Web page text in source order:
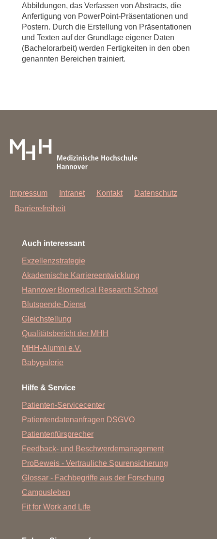
Abbildungen, das Verfassen von Abstracts, die
Anfertigung von PowerPoint-Präsentationen und
Postern. Durch die Erstellung von Präsentationen
und Texten auf der Grundlage eigener Daten
(Bachelorarbeit) werden Fertigkeiten in den oben
genannten Bereichen trainiert.
Impressum Intranet Kontakt
Datenschutz
Barrierefreiheit
Auch interessant
Exzellenzstrategie
Akademische Karriereentwicklung
Hannover Biomedical Research School
Blutspende-Dienst
Gleichstellung
Qualitätsbericht der MHH
MHH-Alumni e.V.
Babygalerie
Hilfe & Service
Patienten-Servicecenter
Patientendatenanfragen DSGVO
Patientenfürsprecher
Feedback- und Beschwerdemanagement
ProBeweis - Vertrauliche Spurensicherung
Glossar - Fachbegriffe aus der Forschung
Campusleben
Fit for Work and Life